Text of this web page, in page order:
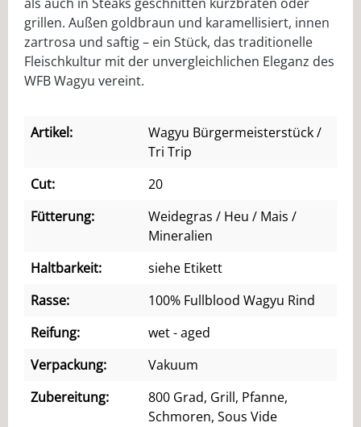
grillen. Außen goldbraun und karamellisiert, innen
zartrosa und saftig – ein Stück, das traditionelle
Fleischkultur mit der unvergleichlichen Eleganz des
WFB Wagyu vereint.
Artikel:
Wagyu Bürgermeisterstück /
Tri Trip
Cut:
20
Fütterung:
Weidegras / Heu / Mais /
Mineralien
Haltbarkeit:
siehe Etikett
Rasse:
100% Fullblood Wagyu Rind
Reifung:
wet - aged
Verpackung:
Vakuum
Zubereitung:
800 Grad, Grill, Pfanne,
Schmoren, Sous Vide